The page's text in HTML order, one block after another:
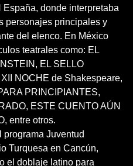
España, donde interpretaba
personajes principales y
del elenco. En México
teatrales como: EL
EL SELLO
NOCHE de Shakespeare,
PRINCIPIANTES,
ESTE CUENTO AÚN
entre otros.
programa Juventud
Turquesa en Cancún,
el doblaje latino para